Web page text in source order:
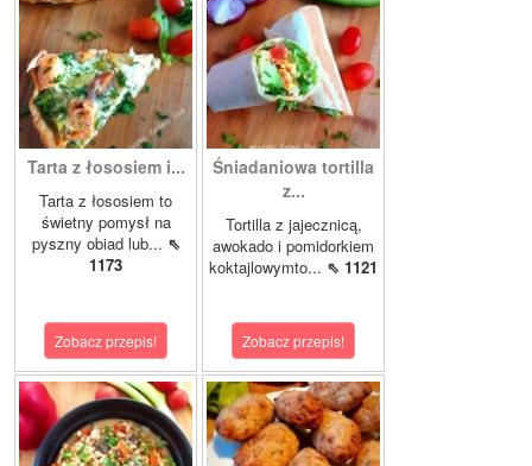
Tarta z łososiem i...
Tarta z łososiem to
świetny pomysł na
pyszny obiad lub... ⇖
1173
Zobacz przepis!
Śniadaniowa tortilla
z...
Tortilla z jajecznicą,
awokado i pomidorkiem
koktajlowymto... ⇖ 1121
Zobacz przepis!